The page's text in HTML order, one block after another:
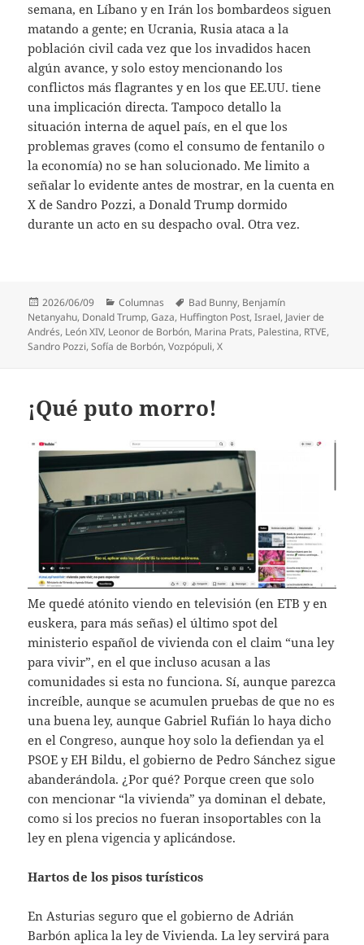
semana, en Líbano y en Irán los bombardeos siguen
matando a gente; en Ucrania, Rusia ataca a la
población civil cada vez que los invadidos hacen
algún avance, y solo estoy mencionando los
conflictos más flagrantes y en los que EE.UU. tiene
una implicación directa. Tampoco detallo la
situación interna de aquel país, en el que los
problemas graves (como el consumo de fentanilo o
la economía) no se han solucionado. Me limito a
señalar lo evidente antes de mostrar, en la cuenta en
X de Sandro Pozzi, a Donald Trump dormido
durante un acto en su despacho oval. Otra vez.
Publicado
el
2026/06/09 Categorías
Columnas Etiquetas
Bad Bunny, Benjamín
Netanyahu, Donald Trump,Gaza, Huffington Post,Israel, Javier de
Andrés, León XIV, Leonor de Borbón, Marina Prats, Palestina, RTVE,
Sandro Pozzi,Sofía de Borbón,Vozpópuli,X
¡Qué puto morro!
Me quedé atónito viendo en televisión (en ETB y en
euskera, para más señas) el último spot del
ministerio español de vivienda con el claim “una ley
para vivir”, en el que incluso acusan a las
comunidades si esta no funciona. Sí, aunque parezca
increíble, aunque se acumulen pruebas de que no es
una buena ley, aunque Gabriel Rufián lo haya dicho
en el Congreso, aunque hoy solo la defiendan ya el
PSOE y EH Bildu, el gobierno de Pedro Sánchez sigue
abanderándola. ¿Por qué? Porque creen que solo
con mencionar “la vivienda” ya dominan el debate,
como si los precios no fueran insoportables con la
ley en plena vigencia y aplicándose.
Hartos de los pisos turísticos
En Asturias seguro que el gobierno de Adrián
Barbón aplica la ley de Vivienda. La ley servirá para